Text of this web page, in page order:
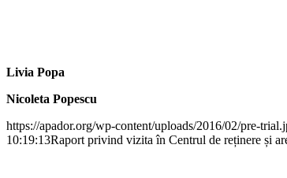
Livia Popa
Nicoleta Popescu
https://apador.org/wp-content/uploads/2016/02/pre-
10:19:13Raport privind vizita în Centrul de reținere și